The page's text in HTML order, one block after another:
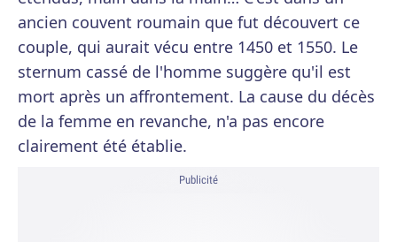
ancien couvent roumain que fut découvert ce
couple, qui aurait vécu entre 1450 et 1550. Le
sternum cassé de l'homme suggère qu'il est
mort après un affrontement. La cause du décès
de la femme en revanche, n'a pas encore
clairement été établie.
Publicité